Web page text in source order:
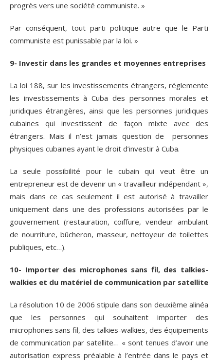
progrès vers une société communiste. »
Par conséquent, tout parti politique autre que le Parti
communiste est punissable par la loi. »
9- Investir dans les grandes et moyennes entreprises
La loi 188, sur les investissements étrangers, réglemente
les investissements à Cuba des personnes morales et
juridiques étrangères, ainsi que les personnes juridiques
cubaines qui investissent de façon mixte avec des
étrangers. Mais il n’est jamais question de personnes
physiques cubaines ayant le droit d’investir à Cuba.
La seule possibilité pour le cubain qui veut être un
entrepreneur est de devenir un « travailleur indépendant »,
mais dans ce cas seulement il est autorisé à travailler
uniquement dans une des professions autorisées par le
gouvernement (restauration, coiffure, vendeur ambulant
de nourriture, bûcheron, masseur, nettoyeur de toilettes
publiques, etc…).
10- Importer des microphones sans fil, des talkies-
walkies et du matériel de communication par satellite
La résolution 10 de 2006 stipule dans son deuxième alinéa
que les personnes qui souhaitent importer des
microphones sans fil, des talkies-walkies, des équipements
de communication par satellite… « sont tenues d’avoir une
autorisation express préalable à l’entrée dans le pays et